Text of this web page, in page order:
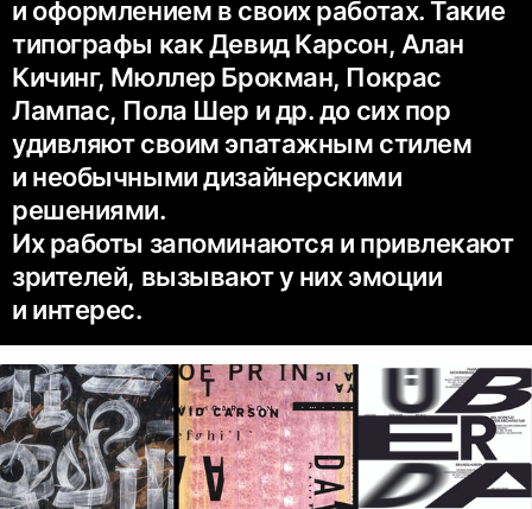
и оформлением в своих работах. Такие
типографы как Девид Карсон, Алан
Кичинг, Мюллер Брокман, Покрас
Лампас, Пола Шер и др. до сих пор
удивляют своим эпатажным стилем
и необычными дизайнерскими
решениями.
Их работы запоминаются и привлекают
зрителей, вызывают у них эмоции
и интерес.